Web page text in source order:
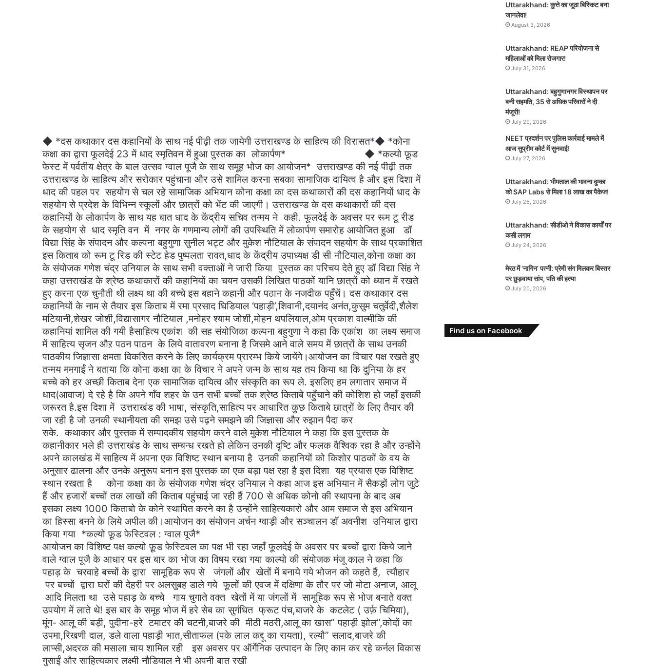
◆ *दस कथाकार दस कहानियों के साथ नई पीढ़ी तक जायेगी उत्तराखण्ड के साहित्य की विरासत*◆ *कोना
कक्षा का द्वारा फूलदेई 23 में धाद स्मृतिवन में हुआ पुस्तक का लोकार्पण* ◆ *कल्यो फ़ूड
फेस्ट में पर्वतीय क्षेत्र के बाल उत्सव ग्वाल पूजै के साथ समूह भोज का आयोजन* उत्तराखण्ड की नई पीढ़ी तक
उत्तराखण्ड के साहित्य और सरोकार पहुंचाना और उसे शामिल करना सबका सामाजिक दायित्व है और इस दिशा में
धाद की पहल पर सहयोग से चल रहे सामाजिक अभियान कोना कक्षा का दस कथाकारों की दस कहानियों धाद के
सहयोग से प्रदेश के विभिन्न स्कूलों और छात्रों को भेंट की जाएगी। उत्तराखण्ड के दस कथाकारों की दस
कहानियों के लोकार्पण के साथ यह बात धाद के केंद्रीय सचिव तन्मय ने कही. फूलदेई के अवसर पर रूम टू रीड
के सहयोग से धाद स्मृति वन में नगर के गणमान्य लोगों की उपस्थिति में लोकार्पण समारोह आयोजित हुआ डॉ
विद्या सिंह के संपादन और कल्पना बहुगुणा सुनील भट्ट और मुकेश नौटियाल के संपादन सहयोग के साथ प्रकाशित
इस किताब को रूम टू रिड की स्टेट हेड पुष्पलता रावत,धाद के केंद्रीय उपाध्यक्ष डी सी नौटियाल,कोना कक्षा का
के संयोजक गणेश चंद्र उनियाल के साथ सभी वक्ताओं ने जारी किया पुस्तक का परिचय देते हुए डॉ विद्या सिंह ने
कहा उत्तराखंड के श्रेष्ठ कथाकारों की कहानियों का चयन उसकी लिखित पाठकों यानि छात्रों को ध्यान में रखते
हुए करना एक चुनौती थी लक्ष्य था की बच्चे इस बहाने कहानी और पठान के नजदीक पहुँचें। दस कथाकार दस
कहानियों के नाम से तैयार इस किताब में रमा प्रसाद घिडियाल ‘पहाड़ी’,शिवानी,दयानंद अनंत,कुसुम चतुर्वेदी,शैलेश
मटियानी,शेखर जोशी,विद्यासागर नौटियाल ,मनोहर श्याम जोशी,मोहन थपलियाल,ओम प्रकाश वाल्मीकि की
कहानियां शामिल की गयी हैसाहित्य एकांश की सह संयोजिका कल्पना बहुगुणा ने कहा कि एकांश का लक्ष्य समाज
में साहित्य सृजन औऱ पठन पाठन के लिये वातावरण बनाना है जिसमे आने वाले समय में छात्रों के साथ उनकी
पाठकीय जिज्ञासा क्षमता विकसित करने के लिए कार्यक्रम प्रारम्भ किये जायेंगे।आयोजन का विचार पक्ष रखते हुए
तन्मय ममगाईं ने बताया कि कोना कक्षा का के विचार ने अपने जन्म के साथ यह तय किया था कि दुनिया के हर
बच्चे को हर अच्छी किताब देना एक सामाजिक दायित्व और संस्कृति का रूप ले. इसलिए हम लगातार समाज में
धाद(आवाज) दे रहे है कि अपने गाँव शहर के उन सभी बच्चों तक श्रेष्ठ किताबे पहुँचाने की कोशिश हो जहाँ इसकी
जरूरत है.इस दिशा में उत्तराखंड की भाषा, संस्कृति,साहित्य पर आधारित कुछ किताबे छात्रों के लिए तैयार की
जा रही है जो उनकी स्थानीयता की समझ उसे पढ़ने समझने की जिज्ञासा और रुझान पैदा कर
सके. कथाकार और पुस्तक में सम्पादकीय सहयोग करने वाले मुकेश नौटियाल ने कहा कि इस पुस्तक के
कहानीकार भले ही उत्तराखंड के साथ सम्बन्ध रखते हो लेकिन उनकी दृष्टि और फलक वैश्विक रहा है और उन्होंने
अपने कालखंड में साहित्य में अपना एक विशिष्ट स्थान बनाया है उनकी कहानियों को किशोर पाठकों के वय के
अनुसार ढालना और उनके अनुरूप बनान इस पुस्तक का एक बड़ा पक्ष रहा है इस दिशा यह प्रयास एक विशिष्ट
स्थान रखता है कोना कक्षा का के संयोजक गणेश चंद्र उनियाल ने कहा आज इस अभियान में सैकड़ों लोग जुटे
हैं और हजारों बच्चों तक लाखों की किताब पहुंचाई जा रही हैं 700 से अधिक कोनो की स्थापना के बाद अब
इसका लक्ष्य 1000 किताबो के कोने स्थापित करने का है उन्होंने साहित्यकारो और आम समाज से इस अभियान
का हिस्सा बनने के लिये अपील की।आयोजन का संयोजन अर्चन ग्वाड़ी और सञ्चालन डॉ अवनीश उनियाल द्वारा
किया गया *कल्यो फ़ूड फेस्टिवल : ग्वाल पूजै*
आयोजन का विशिष्ट पक्ष कल्यो फ़ूड फेस्टिवल का पक्ष भी रहा जहाँ फूलदेई के अवसर पर बच्चों द्वारा किये जाने
वाले ग्वाल पूजै के आधार पर इस बार का भोज का विषय रखा गया काल्यो की संयोजक मंजू काल ने कहा कि
पहाड़ के चरवाहे बच्चों के द्वारा सामूहिक रूप से जंगलों और खेतों में बनाये गये भोजन को कहते हैं, त्यौहार
पर बच्चों द्वारा घरों की देहरी पर अलसुबह डाले गये फूलों की एवज में दक्षिणा के तौर पर जो मोटा अनाज, आलू
आदि मिलता था उसे पहाड़ के बच्चे गाय चुगाते वक्त खेतों में या जंगलों में सामूहिक रूप से भोज बनाते वक्त
उपयोग में लाते थे! इस बार के समूह भोज में हरे सेब का सुगंधित फ्रूट पंच,बाजरे के कटलेट ( उर्फ़ चिमिया),
मूंग- आलू की बड़ी, पुदीना-हरे टमाटर की चटनी,बाजरे की मीठी मठरी,आलू का खास” पहाड़ी झोल”,कोदों का
उपमा,रिखणी दाल, डले वाला पहाड़ी भात,सीताफल (पके लाल कद्दू का रायता), रल्यौ” सलाद,बाजरे की
लाप्सी,अदरक की मसाला चाय शामिल रही इस अवसर पर ऑर्गेनिक उत्पादन के लिए काम कर रहे कर्नल विकास
गुसाईं और साहित्यकार लक्ष्मी नौडियाल ने भी अपनी बात रखी
Uttarakhand: कुत्ते का जूठा बिस्किट बना
जानलेवा!
August 3, 2026
Uttarakhand: REAP परियोजना से
महिलाओं को मिला रोजगार!
July 31, 2026
Uttarakhand: बहुगुणानगर विस्थापन पर
बनी सहमति, 35 से अधिक परिवारों ने दी
मंजूरी!
July 29, 2026
NEET प्रदर्शन पर पुलिस कार्रवाई मामले में
आज सुप्रीम कोर्ट में सुनवाई!
July 27, 2026
Uttarakhand: भीमताल की भावना दुम्का
को SAP Labs से मिला 18 लाख का पैकेज!
July 26, 2026
Uttarakhand: सीडीओ ने विकास कार्यों पर
कसी लगाम
July 24, 2026
मेरठ में ‘नागिन’ पत्नी: प्रेमी संग मिलकर बिस्तर
पर छुड़वाया सांप, पति की हत्या
July 20, 2026
Find us on Facebook